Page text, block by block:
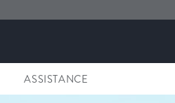
ASSISTANCE